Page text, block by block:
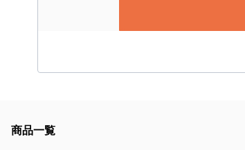
商品一覧